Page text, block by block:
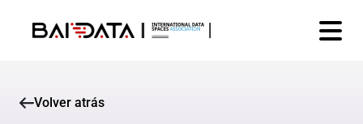
Volver atrás